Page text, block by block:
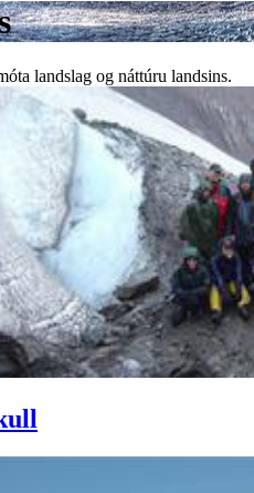
landslag og náttúru landsins.